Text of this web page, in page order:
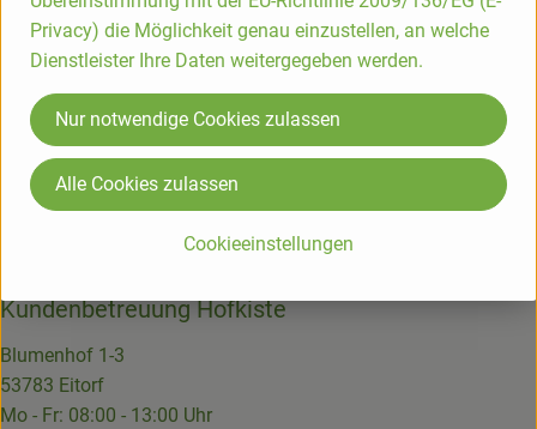
Die Hofkiste
Bio-Lieferservice seit über 25 Jahren.
Wir liefern Bio-Lebensmittel | Biokisten, Ökokisten und
Gemüsekisten im Rhein-Sieg-Kreis, Rhein-Mosel-Region,
Rheinisch-Bergischer-Kreis, rund um Bonn, Köln & Leverkusen
und südliche Sauerland.
Kundenbetreuung Hofkiste
Blumenhof 1-3
53783 Eitorf
Mo - Fr: 08:00 - 13:00 Uhr
Privacy) die Möglichkeit genau einzustellen, an welche
Dienstleister Ihre Daten weitergegeben werden.
Cookieeinstellungen
Nur notwendige Cookies zulassen
Alle Cookies zulassen